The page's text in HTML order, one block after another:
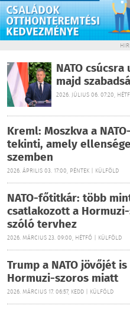
NATO
majd
2026. JÚLIUS 06. 07:20,
Kreml: Moszkva a
tekinti, amely
szemben
2026. ÁPRILIS 03. 17:00, PÉNTEK | KÜLFÖLD
NATO-főtitkár: több
csatlakozott a
szóló tervhez
2026. MÁRCIUS 23. 09:00, HÉTFŐ | KÜLFÖLD
Trump a NATO jövőjét
Hormuzi-szoros miatt
2026. MÁRCIUS 17. 06:57, KEDD | KÜLFÖLD